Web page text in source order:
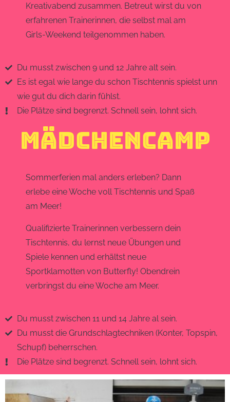
Kreativabend zusammen. Betreut wirst du von
erfahrenen Trainerinnen, die selbst mal am
Girls-Weekend teilgenommen haben.
Du musst zwischen 9 und 12 Jahre alt sein.
Es ist egal wie lange du schon Tischtennis spielst unn
wie gut du dich darin fühlst.
Die Plätze sind begrenzt. Schnell sein, lohnt sich.
MÄDCHENCAMP
Sommerferien mal anders erleben? Dann
erlebe eine Woche voll Tischtennis und Spaß
am Meer!
Qualifizierte Trainerinnen verbessern dein
Tischtennis, du lernst neue Übungen und
Spiele kennen und erhältst neue
Sportklamotten von Butterfly! Obendrein
verbringst du eine Woche am Meer.
Du musst zwischen 11 und 14 Jahre al sein.
Du musst die Grundschlagtechniken (Konter, Topspin,
Schupf) beherrschen.
Die Plätze sind begrenzt. Schnell sein, lohnt sich.